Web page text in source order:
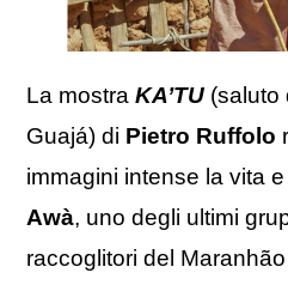
La mostra KA’TU (saluto
Guajá) di Pietro Ruffolo
immagini intense la vita
Awà, uno degli ultimi
raccoglitori del Maranhão